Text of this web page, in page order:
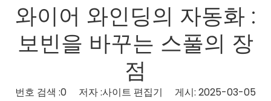
와이어 와인딩의 자동화 :
보빈을 바꾸는 스풀의 장
점
번호 검색 :0 저자 :사이트 편집기 게시: 2025-03-05